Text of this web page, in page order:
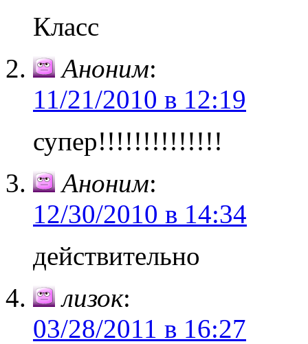
Класс
Аноним:
11/21/2010 в 12:19
супер!!!!!!!!!!!!!!
Аноним:
12/30/2010 в 14:34
действительно
лизок:
03/28/2011 в 16:27